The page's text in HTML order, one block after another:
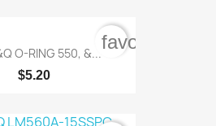
O-RING 550, &...
$5.20